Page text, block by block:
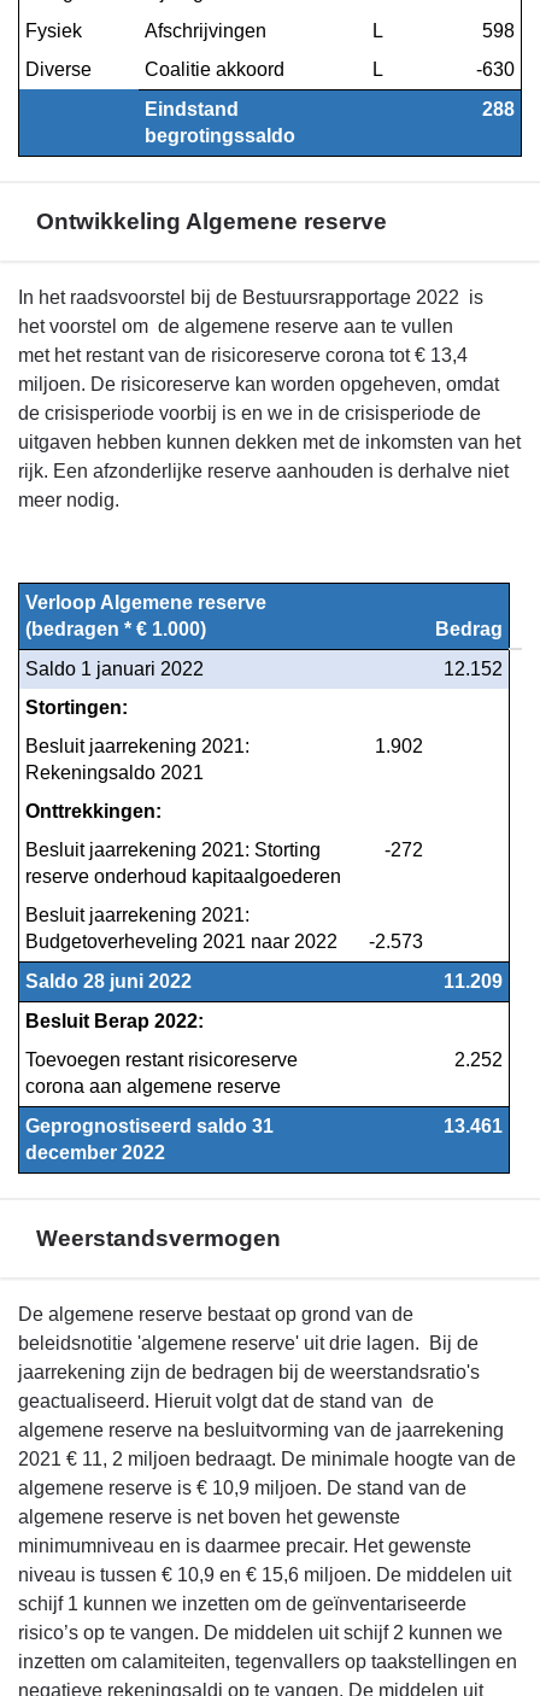
Fysiek
Afschrijvingen L
598
Diverse
Coalitie akkoord L
-630
Eindstand
begrotingssaldo
288
Ontwikkeling Algemene reserve
Terug
naar
navigatie
Financieel
beeld
Ontwikkeling
In het raadsvoorstel bij de Bestuursrapportage 2022 is
het voorstel om de algemene reserve aan te vullen
met het restant van de risicoreserve corona tot € 13,4
miljoen. De risicoreserve kan worden opgeheven, omdat
de crisisperiode voorbij is en we in de crisisperiode de
uitgaven hebben kunnen dekken met de inkomsten van het
rijk. Een afzonderlijke reserve aanhouden is derhalve niet
meer nodig.
Verloop Algemene reserve
(bedragen * € 1.000)
Bedrag
Saldo 1 januari 2022
12.152
Stortingen:
Besluit jaarrekening 2021:
Rekeningsaldo 2021
1.902
Onttrekkingen:
Besluit jaarrekening 2021: Storting
reserve onderhoud kapitaalgoederen
-272
Besluit jaarrekening 2021:
Budgetoverheveling 2021 naar 2022
-2.573
Saldo 28 juni 2022
11.209
Besluit Berap 2022:
Toevoegen restant risicoreserve
corona aan algemene reserve
2.252
Geprognostiseerd saldo 31
december 2022
13.461
Weerstandsvermogen
Terug
naar
navigatie
Financieel
beeld
Weerstandsvermogen
De algemene reserve bestaat op grond van de
beleidsnotitie 'algemene reserve' uit drie lagen. Bij de
jaarrekening zijn de bedragen bij de weerstandsratio's
geactualiseerd. Hieruit volgt dat de stand van de
algemene reserve na besluitvorming van de jaarrekening
2021 € 11, 2 miljoen bedraagt. De minimale hoogte van de
algemene reserve is € 10,9 miljoen. De stand van de
algemene reserve is net boven het gewenste
minimumniveau en is daarmee precair. Het gewenste
niveau is tussen € 10,9 en € 15,6 miljoen. De middelen uit
schijf 1 kunnen we inzetten om de geïnventariseerde
risico’s op te vangen. De middelen uit schijf 2 kunnen we
inzetten om calamiteiten, tegenvallers op taakstellingen en
negatieve rekeningsaldi op te vangen. De middelen uit